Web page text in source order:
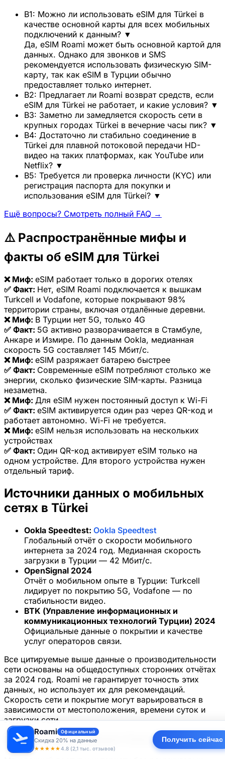
В1: Можно ли использовать eSIM для Türkei в
качестве основной карты для всех мобильных
подключений к данным? ▼
Да, eSIM Roami может быть основной картой для
данных. Однако для звонков и SMS
рекомендуется использовать физическую SIM-
карту, так как eSIM в Турции обычно
предоставляет только интернет.
В2: Предлагает ли Roami возврат средств, если
eSIM для Türkei не работает, и какие условия? ▼
В3: Заметно ли замедляется скорость сети в
крупных городах Türkei в вечерние часы пик? ▼
В4: Достаточно ли стабильно соединение в
Türkei для плавной потоковой передачи HD-
видео на таких платформах, как YouTube или
Netflix? ▼
В5: Требуется ли проверка личности (KYC) или
регистрация паспорта для покупки и
использования eSIM для Türkei? ▼
Ещё вопросы? Смотреть полный FAQ →
⚠️ Распространённые мифы и
факты об eSIM для Türkei
❌ Миф: eSIM работает только в дорогих отелях
✅ Факт: Нет, eSIM Roami подключается к вышкам
Turkcell и Vodafone, которые покрывают 98%
территории страны, включая отдалённые деревни.
❌ Миф: В Турции нет 5G, только 4G
✅ Факт: 5G активно разворачивается в Стамбуле,
Анкаре и Измире. По данным Ookla, медианная
скорость 5G составляет 145 Мбит/с.
❌ Миф: eSIM разряжает батарею быстрее
✅ Факт: Современные eSIM потребляют столько же
энергии, сколько физические SIM-карты. Разница
незаметна.
❌ Миф: Для eSIM нужен постоянный доступ к Wi-Fi
✅ Факт: eSIM активируется один раз через QR-код и
работает автономно. Wi-Fi не требуется.
❌ Миф: eSIM нельзя использовать на нескольких
устройствах
✅ Факт: Один QR-код активирует eSIM только на
одном устройстве. Для второго устройства нужен
отдельный тариф.
Источники данных о мобильных
сетях в Türkei
Ookla Speedtest: Ookla Speedtest
Глобальный отчёт о скорости мобильного
интернета за 2024 год. Медианная скорость
загрузки в Турции — 42 Мбит/с.
OpenSignal 2024
Отчёт о мобильном опыте в Турции: Turkcell
лидирует по покрытию 5G, Vodafone — по
стабильности видео.
BTK (Управление информационных и
коммуникационных технологий Турции) 2024
Официальные данные о покрытии и качестве
услуг операторов связи.
Все цитируемые выше данные о производительности
сети основаны на общедоступных сторонних отчётах
за 2024 год. Roami не гарантирует точность этих
данных, но использует их для рекомендаций.
Скорость сети и покрытие могут варьироваться в
зависимости от местоположения, времени суток и
загрузки сети.
Получите вашу eSIM для Türkei сегодня
Roami Официальный
Скидка 20% на данные
★★★★★4.8 (2,1 тыс. отзывов)
Получить сейчас